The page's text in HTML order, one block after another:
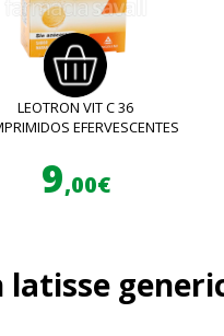
LEOTRON VIT C 36
EFERVESCENTES
9,00€